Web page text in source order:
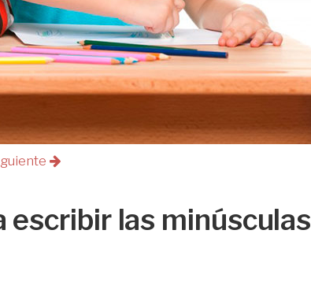
escribir las minúsculas